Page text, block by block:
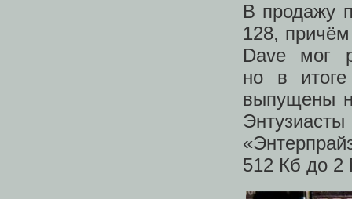
В продажу
128, причём
Dave мог
но в
выпущены
512 Кб до